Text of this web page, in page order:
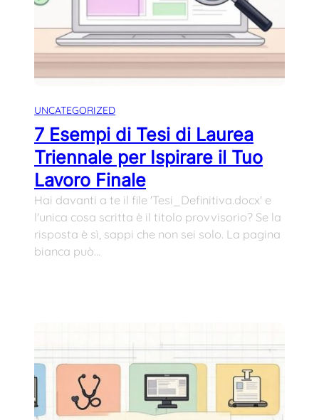
UNCATEGORIZED
7 Esempi di Tesi di Laurea
Triennale per Ispirare il Tuo
Lavoro Finale
Hai davanti a te il file 'Tesi_Definitiva.docx' e
l'unica cosa scritta è il titolo provvisorio? Se la
risposta è sì, sappi che non sei solo. La pagina
bianca può…